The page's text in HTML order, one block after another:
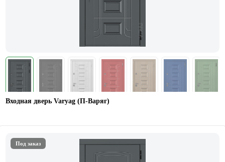
Входная дверь Varyag (П-Варяг)
Под заказ